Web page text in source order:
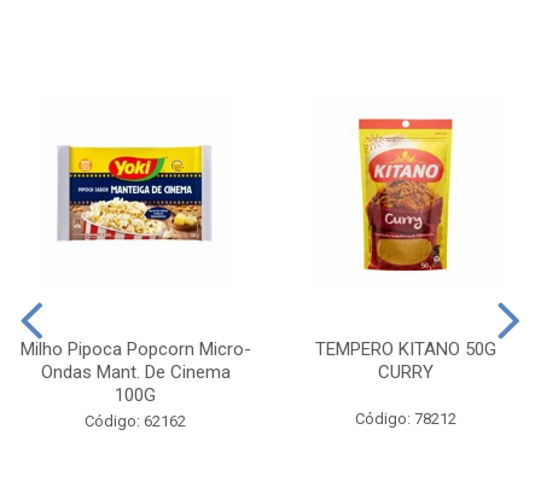
Milho Pipoca Popcorn Micro-
Ondas Mant. De Cinema
100G
Código: 62162
TEMPERO KITANO 50G
CURRY
Código: 78212